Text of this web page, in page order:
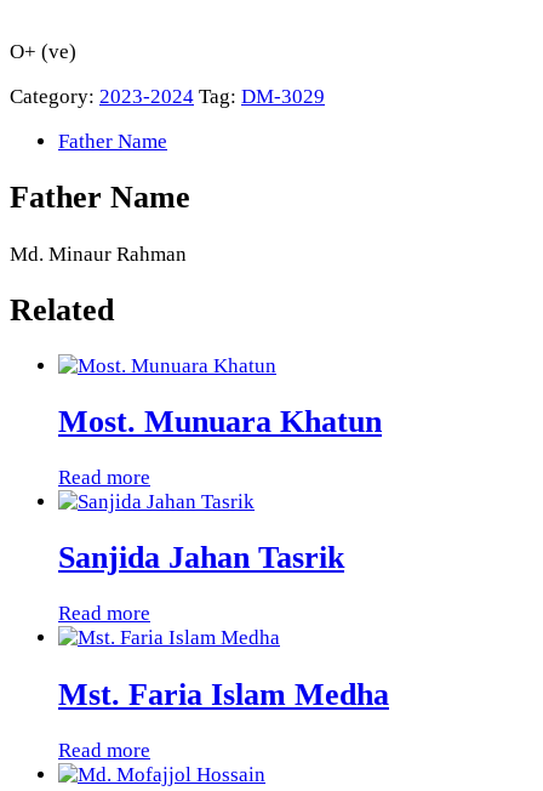
O+ (ve)
Category: 2023-2024 Tag: DM-3029
Father Name
Father Name
Md. Minaur Rahman
Related
Most. Munuara Khatun
Read more
Sanjida Jahan Tasrik
Read more
Mst. Faria Islam Medha
Read more